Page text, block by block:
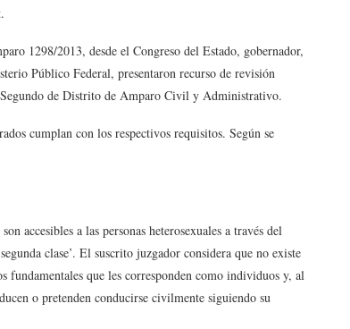
1298/2013, desde el Congreso del Estado, gobernador,
Público Federal, presentaron recurso de revisión
de Distrito de Amparo Civil y Administrativo.
cumplan con los respectivos requisitos. Según se
accesibles a las personas heterosexuales a través del
clase’. El suscrito juzgador considera que no existe
fundamentales que les corresponden como individuos y, al
o pretenden conducirse civilmente siguiendo su